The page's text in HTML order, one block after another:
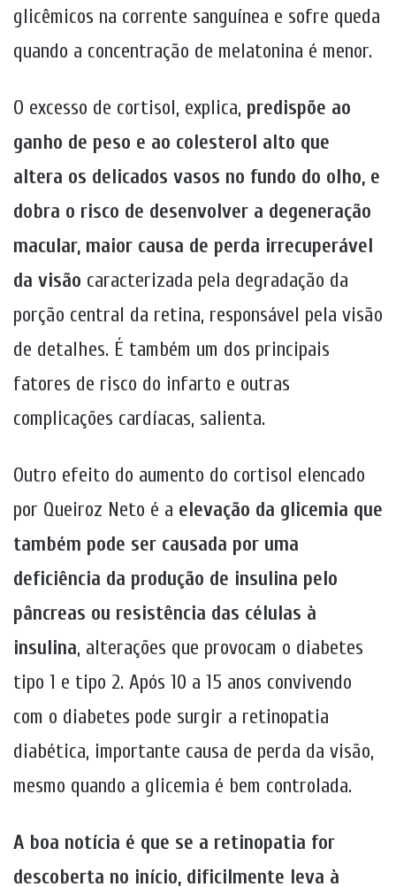
glicêmicos na corrente sanguínea e sofre queda
quando a concentração de melatonina é menor.
O excesso de cortisol, explica, predispõe ao
ganho de peso e ao colesterol alto que
altera os delicados vasos no fundo do olho, e
dobra o risco de desenvolver a degeneração
macular, maior causa de perda irrecuperável
da visão caracterizada pela degradação da
porção central da retina, responsável pela visão
de detalhes. É também um dos principais
fatores de risco do infarto e outras
complicações cardíacas, salienta.
Outro efeito do aumento do cortisol elencado
por Queiroz Neto é a elevação da glicemia que
também pode ser causada por uma
deficiência da produção de insulina pelo
pâncreas ou resistência das células à
insulina, alterações que provocam o diabetes
tipo 1 e tipo 2. Após 10 a 15 anos convivendo
com o diabetes pode surgir a retinopatia
diabética, importante causa de perda da visão,
mesmo quando a glicemia é bem controlada.
A boa notícia é que se a retinopatia for
descoberta no início, dificilmente leva à